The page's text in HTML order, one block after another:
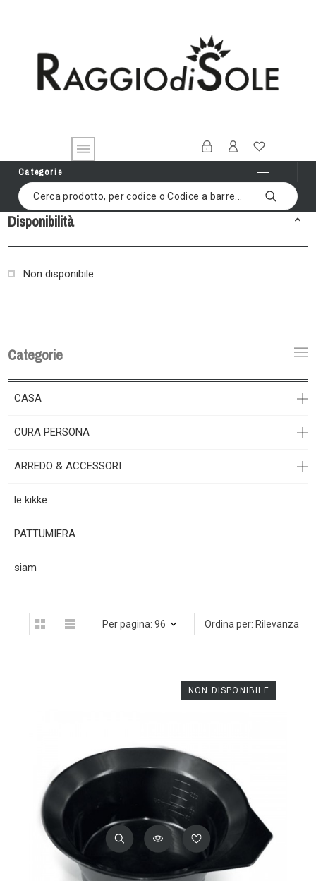
Categorie
Disponibilità
Non disponibile
Categorie
CASA
CURA PERSONA
ARREDO & ACCESSORI
le kikke
PATTUMIERA
siam
Per pagina: 96 Ordina per: Rilevanza
NON DISPONIBILE